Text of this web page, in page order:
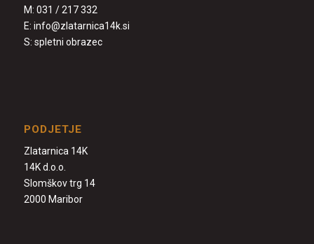
M: 031 / 217 332
E: info@zlatarnica14k.si
S: spletni obrazec
PODJETJE
Zlatarnica 14K
14K d.o.o.
Slomškov trg 14
2000 Maribor